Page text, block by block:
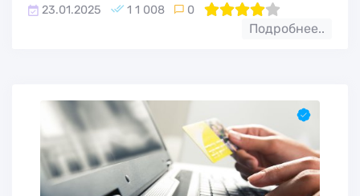
23.01.2025 1 1 008 0 80
1 2 3 4 5
Подробнее..